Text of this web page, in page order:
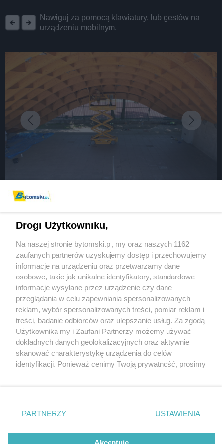
Nawiguj za pomocą klawiatury, lub gestów na
urządzeniu mobilnym.
Remont zakończy się za nieco ponad miesiąc
2 / 4
Modernizacja muszli
Po dziewięciu latach od zakończenia budowy
amfiteatru w Parku Miejskim im, Franciszka Kachla
rozpoczęła się jego modernizacja. Remont muszli
zakończy się w sierpniu, a koszty prac szacowane są
Wydawca mediów lokalnych
Nie zapomnij
zapoznać się z:
polityką prywatności regulamin korzystania z portali
Twojemiasto
Piekary Śląskie
Chorzów
Tarnowskie Góry
Gliwice
Skontakuj sięz nami
Kontakt
Wydawca
Pogoda
Drogi Użytkowniku,
Na naszej stronie bytomski.pl, my oraz naszych 1162
zaufanych partnerów uzyskujemy dostęp i przechowujemy
informacje na urządzeniu oraz przetwarzamy dane
osobowe, takie jak unikalne identyfikatory, standardowe
informacje wysyłane przez urządzenie czy dane
przeglądania w celu zapewniania spersonalizowanych
reklam, wybór spersonalizowanych treści, pomiar reklam i
treści, badanie odbiorców oraz ulepszanie usług. Za zgodą
Użytkownika my i Zaufani Partnerzy możemy używać
dokładnych danych geolokalizacyjnych oraz aktywnie
skanować charakterystykę urządzenia do celów
identyfikacji. Ponieważ cenimy Twoją prywatność, prosimy
prywatności znajdujący się w lewym dolnym rogu strony
. Niektóre rodzaje przetwarzania danych nie wymagają
zgody użytkownika, ale masz prawo sprzeciwić się
takiemu przetwarzaniu. Preferencje będą miały
PARTNERZY USTAWIENIA
Akceptuję